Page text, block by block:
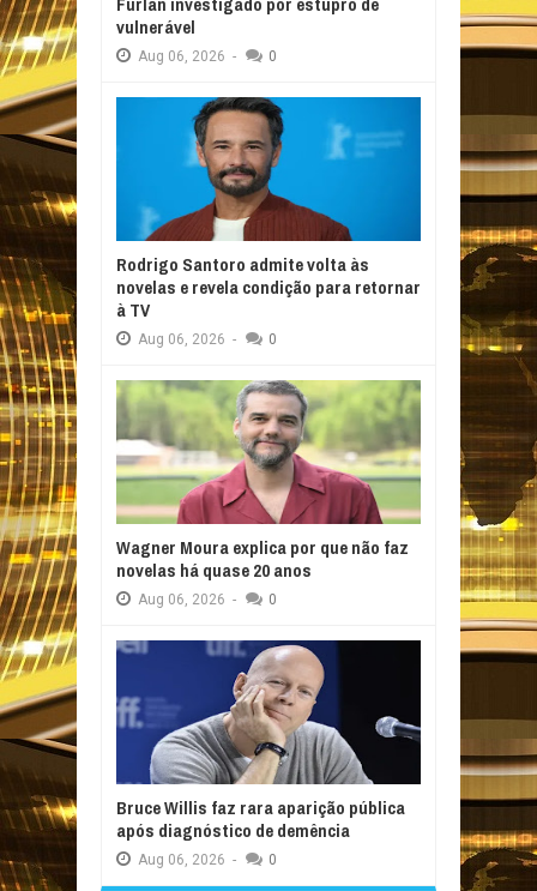
vulnerável
Aug 06, 2026 - 0
Rodrigo Santoro admite volta às
novelas e revela condição para retornar
à TV
Aug 06, 2026 - 0
Wagner Moura explica por que não faz
novelas há quase 20 anos
Aug 06, 2026 - 0
Bruce Willis faz rara aparição pública
após diagnóstico de demência
Aug 06, 2026 - 0